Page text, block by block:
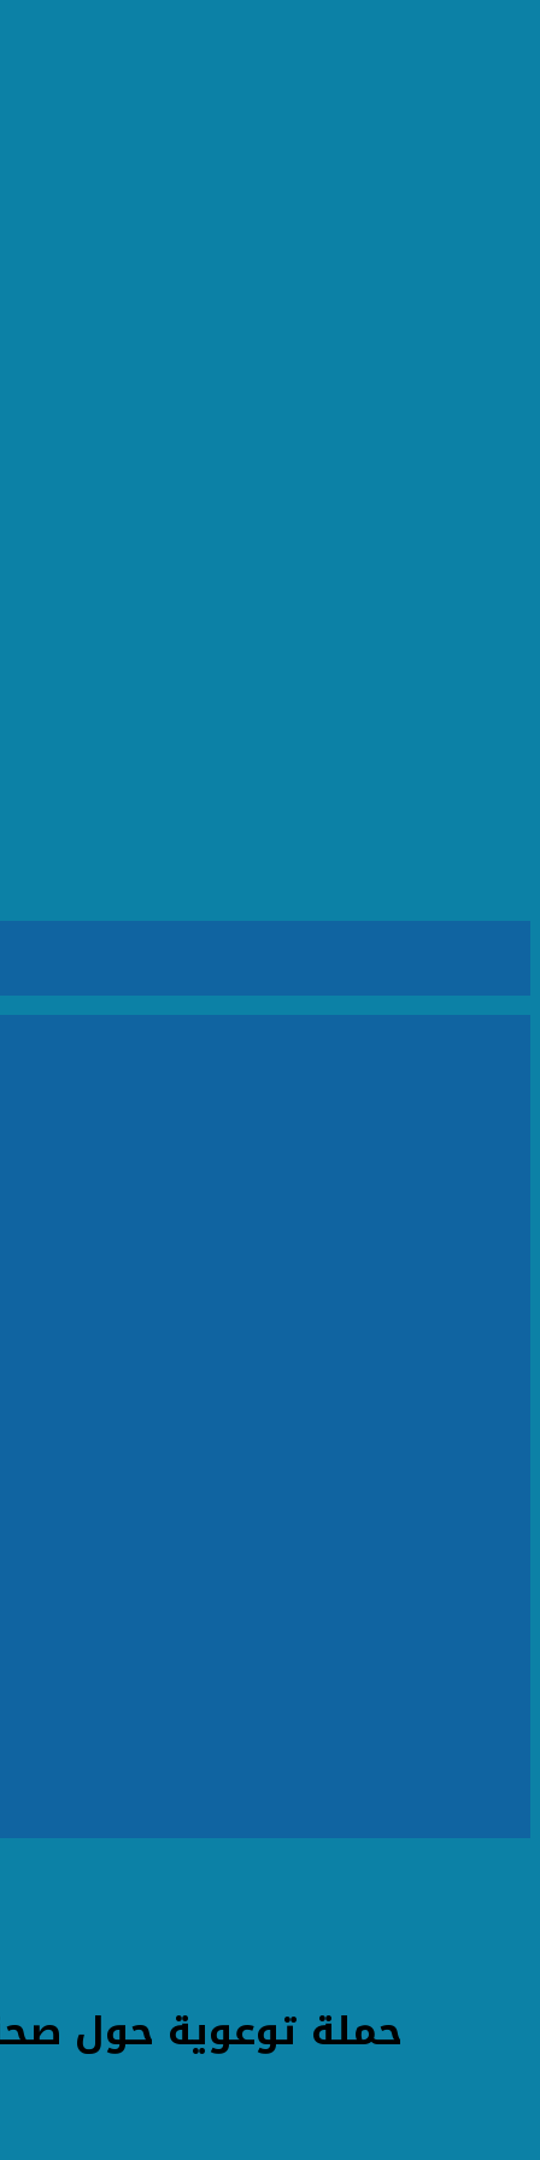
حملة توعوية حول صحة